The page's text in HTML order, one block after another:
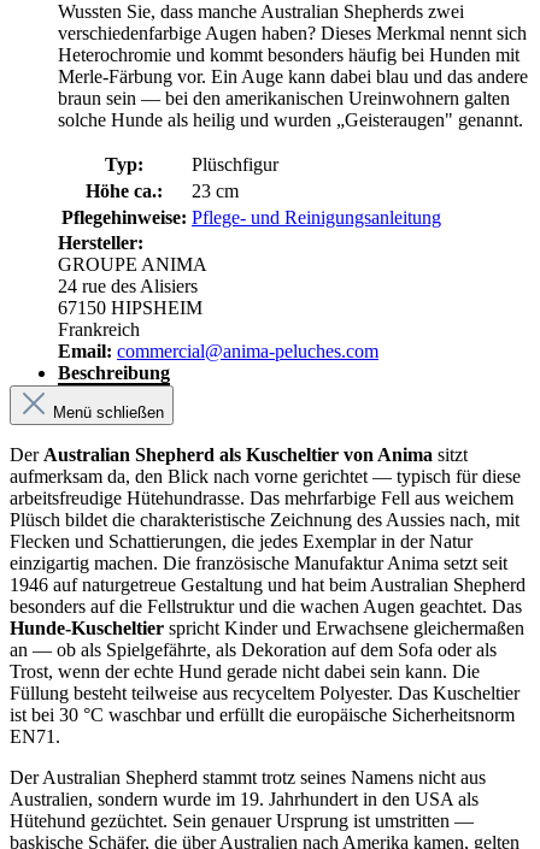
Wussten Sie, dass manche Australian Shepherds zwei
verschiedenfarbige Augen haben? Dieses Merkmal nennt sich
Heterochromie und kommt besonders häufig bei Hunden mit
Merle-Färbung vor. Ein Auge kann dabei blau und das andere
braun sein — bei den amerikanischen Ureinwohnern galten
solche Hunde als heilig und wurden „Geisteraugen" genannt.
Typ:
Plüschfigur
Höhe ca.:
23 cm
Pflegehinweise: Pflege- und Reinigungsanleitung
Hersteller:
GROUPE ANIMA
24 rue des Alisiers
67150 HIPSHEIM
Frankreich
Email: commercial@anima-peluches.com
Beschreibung
Menü schließen
Der Australian Shepherd als Kuscheltier von Anima sitzt
aufmerksam da, den Blick nach vorne gerichtet — typisch für diese
arbeitsfreudige Hütehundrasse. Das mehrfarbige Fell aus weichem
Plüsch bildet die charakteristische Zeichnung des Aussies nach, mit
Flecken und Schattierungen, die jedes Exemplar in der Natur
einzigartig machen. Die französische Manufaktur Anima setzt seit
1946 auf naturgetreue Gestaltung und hat beim Australian Shepherd
besonders auf die Fellstruktur und die wachen Augen geachtet. Das
Hunde-Kuscheltier spricht Kinder und Erwachsene gleichermaßen
an — ob als Spielgefährte, als Dekoration auf dem Sofa oder als
Trost, wenn der echte Hund gerade nicht dabei sein kann. Die
Füllung besteht teilweise aus recyceltem Polyester. Das Kuscheltier
ist bei 30 °C waschbar und erfüllt die europäische Sicherheitsnorm
EN71.
Der Australian Shepherd stammt trotz seines Namens nicht aus
Australien, sondern wurde im 19. Jahrhundert in den USA als
Hütehund gezüchtet. Sein genauer Ursprung ist umstritten —
baskische Schäfer, die über Australien nach Amerika kamen, gelten